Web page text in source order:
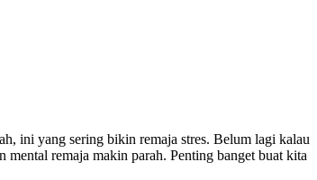
ini yang sering bikin remaja stres. Belum lagi kalau
remaja makin parah. Penting banget buat kita